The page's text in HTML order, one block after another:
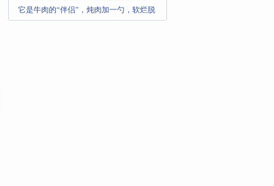
支持独角兽企业上市、并购、重
它是牛肉的“伴侣”，炖肉加一勺，软烂脱